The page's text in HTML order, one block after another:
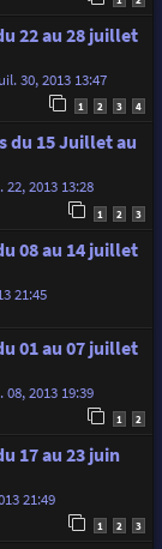
22 au 28 juillet
30, 2013 13:47
1 2 3 4
du 15 Juillet au
2013 13:28
1 2 3
08 au 14 juillet
21:45
01 au 07 juillet
2013 19:39
1 2
17 au 23 juin
21:49
1 2 3